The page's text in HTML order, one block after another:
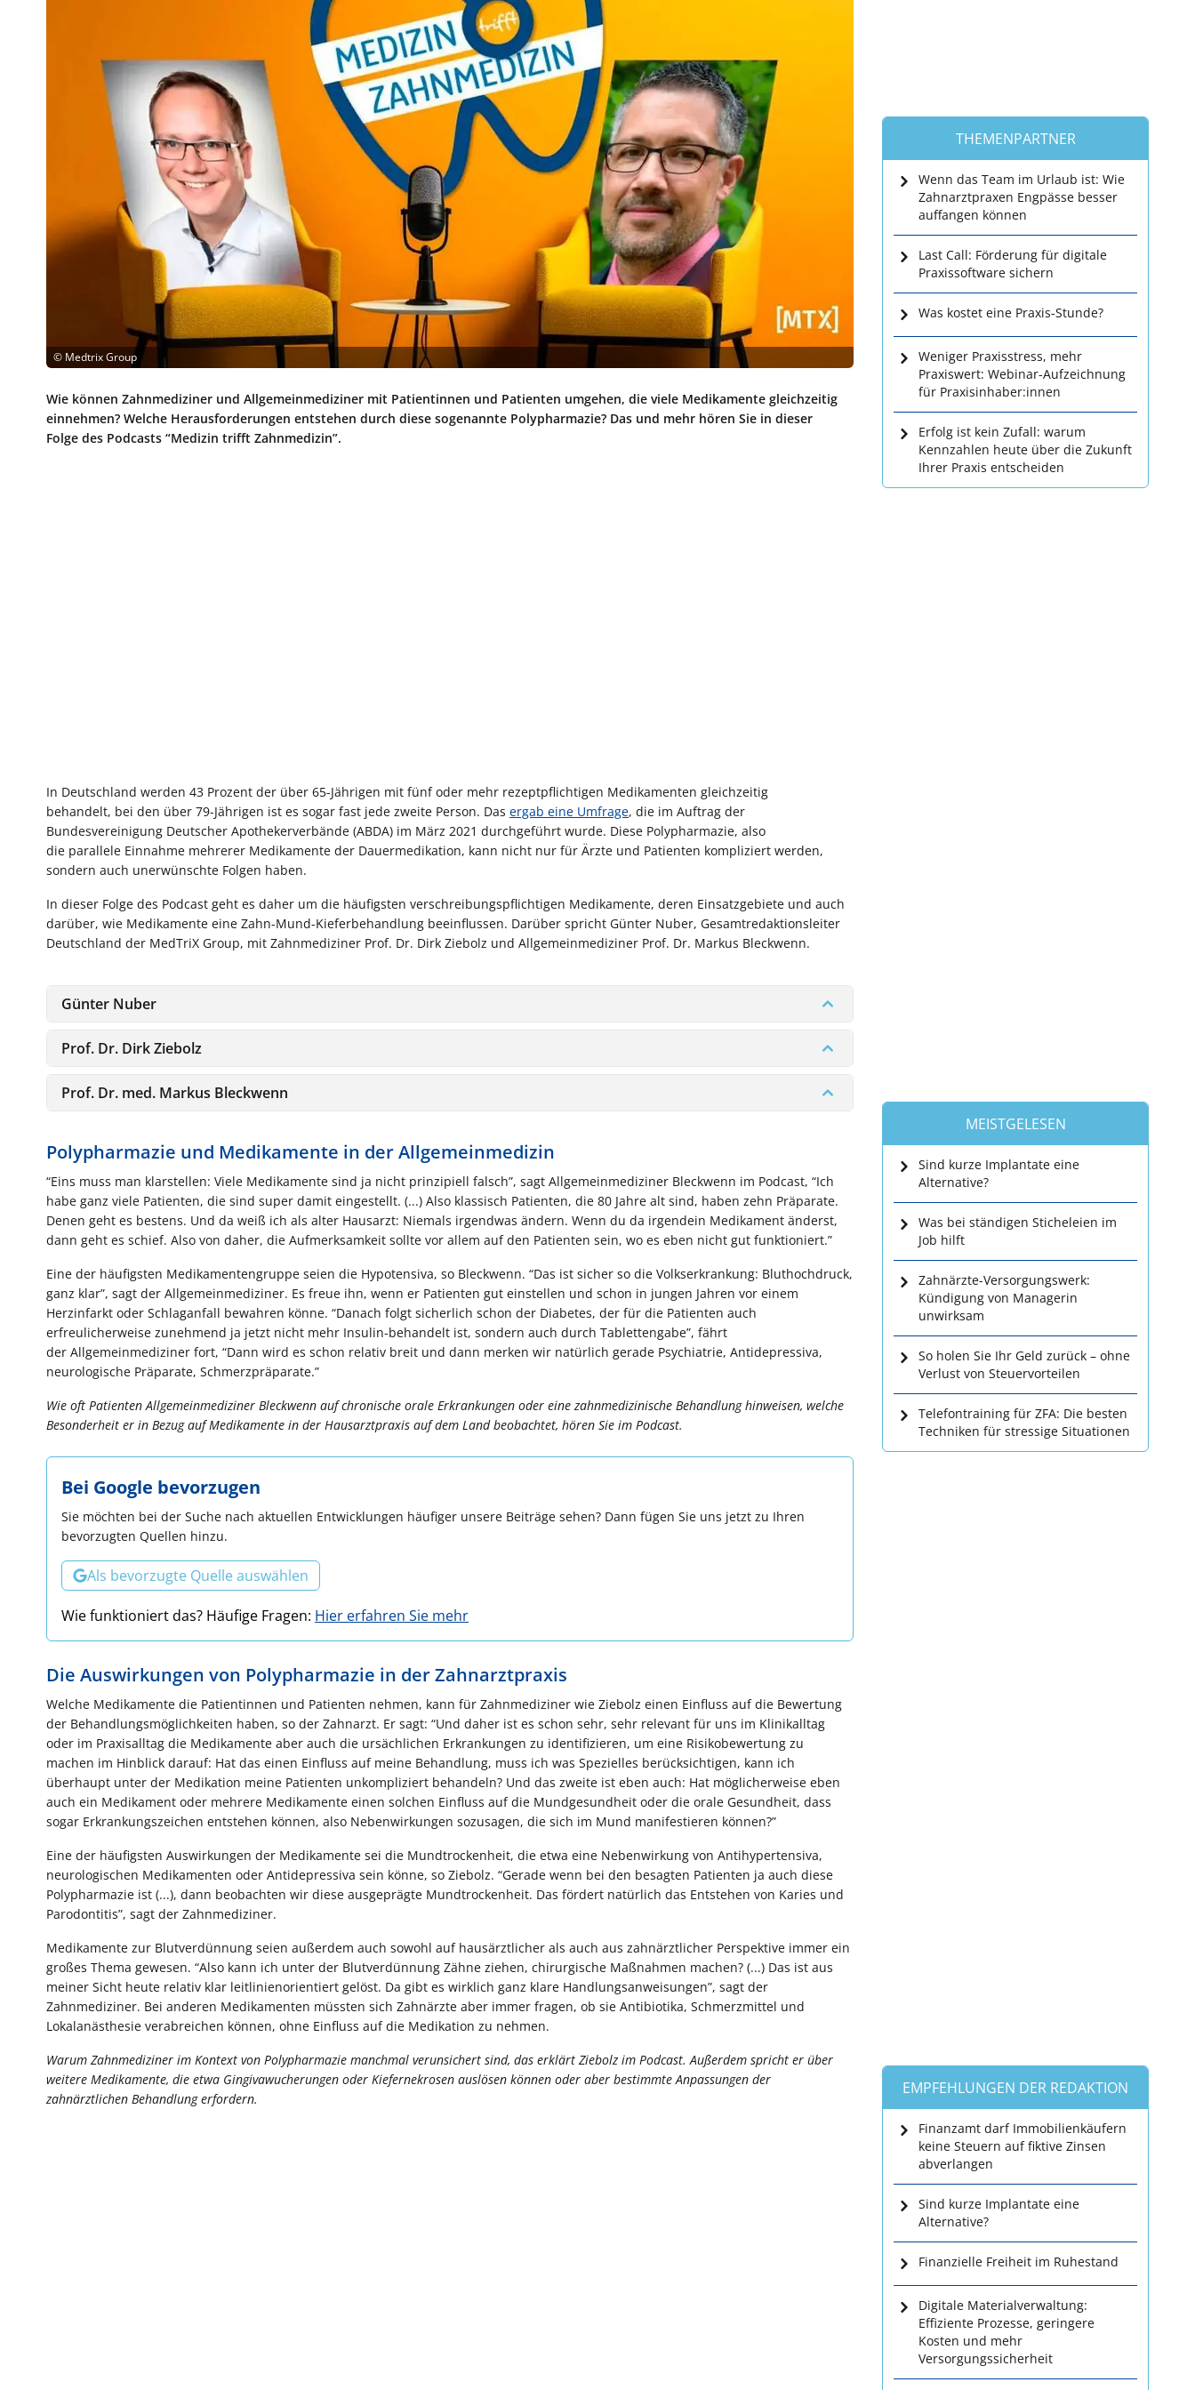
© Medtrix Group
Wie können Zahnmediziner und Allgemeinmediziner mit Patientinnen und Patienten umgehen, die viele Medikamente gleichzeitig
einnehmen? Welche Herausforderungen entstehen durch diese sogenannte Polypharmazie? Das und mehr hören Sie in dieser
Folge des Podcasts “Medizin trifft Zahnmedizin”.
In Deutschland werden 43 Prozent der über 65-Jährigen mit fünf oder mehr rezeptpflichtigen Medikamenten gleichzeitig
behandelt, bei den über 79-Jährigen ist es sogar fast jede zweite Person. Das ergab eine Umfrage, die im Auftrag der
Bundesvereinigung Deutscher Apothekerverbände (ABDA) im März 2021 durchgeführt wurde. Diese Polypharmazie, also
die parallele Einnahme mehrerer Medikamente der Dauermedikation, kann nicht nur für Ärzte und Patienten kompliziert werden,
sondern auch unerwünschte Folgen haben.
In dieser Folge des Podcast geht es daher um die häufigsten verschreibungspflichtigen Medikamente, deren Einsatzgebiete und auch
darüber, wie Medikamente eine Zahn-Mund-Kieferbehandlung beeinflussen. Darüber spricht Günter Nuber, Gesamtredaktionsleiter
Deutschland der MedTriX Group, mit Zahnmediziner Prof. Dr. Dirk Ziebolz und Allgemeinmediziner Prof. Dr. Markus Bleckwenn.
Günter Nuber
Prof. Dr. Dirk Ziebolz
Prof. Dr. med. Markus Bleckwenn
Polypharmazie und Medikamente in der Allgemeinmedizin
“Eins muss man klarstellen: Viele Medikamente sind ja nicht prinzipiell falsch”, sagt Allgemeinmediziner Bleckwenn im Podcast, “Ich
habe ganz viele Patienten, die sind super damit eingestellt. (...) Also klassisch Patienten, die 80 Jahre alt sind, haben zehn Präparate.
Denen geht es bestens. Und da weiß ich als alter Hausarzt: Niemals irgendwas ändern. Wenn du da irgendein Medikament änderst,
dann geht es schief. Also von daher, die Aufmerksamkeit sollte vor allem auf den Patienten sein, wo es eben nicht gut funktioniert.”
Eine der häufigsten Medikamentengruppe seien die Hypotensiva, so Bleckwenn. “Das ist sicher so die Volkserkrankung: Bluthochdruck,
ganz klar”, sagt der Allgemeinmediziner. Es freue ihn, wenn er Patienten gut einstellen und schon in jungen Jahren vor einem
Herzinfarkt oder Schlaganfall bewahren könne. “Danach folgt sicherlich schon der Diabetes, der für die Patienten auch
erfreulicherweise zunehmend ja jetzt nicht mehr Insulin-behandelt ist, sondern auch durch Tablettengabe”, fährt
der Allgemeinmediziner fort, “Dann wird es schon relativ breit und dann merken wir natürlich gerade Psychiatrie, Antidepressiva,
neurologische Präparate, Schmerzpräparate.”
Wie oft Patienten Allgemeinmediziner Bleckwenn auf chronische orale Erkrankungen oder eine zahnmedizinische Behandlung hinweisen, welche
Besonderheit er in Bezug auf Medikamente in der Hausarztpraxis auf dem Land beobachtet, hören Sie im Podcast.
Bei Google bevorzugen
Sie möchten bei der Suche nach aktuellen Entwicklungen häufiger unsere Beiträge sehen? Dann fügen Sie uns jetzt zu Ihren
bevorzugten Quellen hinzu.
Als bevorzugte Quelle auswählen
Wie funktioniert das? Häufige Fragen: Hier erfahren Sie mehr
Die Auswirkungen von Polypharmazie in der Zahnarztpraxis
Welche Medikamente die Patientinnen und Patienten nehmen, kann für Zahnmediziner wie Ziebolz einen Einfluss auf die Bewertung
der Behandlungsmöglichkeiten haben, so der Zahnarzt. Er sagt: “Und daher ist es schon sehr, sehr relevant für uns im Klinikalltag
oder im Praxisalltag die Medikamente aber auch die ursächlichen Erkrankungen zu identifizieren, um eine Risikobewertung zu
machen im Hinblick darauf: Hat das einen Einfluss auf meine Behandlung, muss ich was Spezielles berücksichtigen, kann ich
überhaupt unter der Medikation meine Patienten unkompliziert behandeln? Und das zweite ist eben auch: Hat möglicherweise eben
auch ein Medikament oder mehrere Medikamente einen solchen Einfluss auf die Mundgesundheit oder die orale Gesundheit, dass
sogar Erkrankungszeichen entstehen können, also Nebenwirkungen sozusagen, die sich im Mund manifestieren können?”
Eine der häufigsten Auswirkungen der Medikamente sei die Mundtrockenheit, die etwa eine Nebenwirkung von Antihypertensiva,
neurologischen Medikamenten oder Antidepressiva sein könne, so Ziebolz. “Gerade wenn bei den besagten Patienten ja auch diese
Polypharmazie ist (...), dann beobachten wir diese ausgeprägte Mundtrockenheit. Das fördert natürlich das Entstehen von Karies und
Parodontitis”, sagt der Zahnmediziner.
Medikamente zur Blutverdünnung seien außerdem auch sowohl auf hausärztlicher als auch aus zahnärztlicher Perspektive immer ein
großes Thema gewesen. “Also kann ich unter der Blutverdünnung Zähne ziehen, chirurgische Maßnahmen machen? (...) Das ist aus
meiner Sicht heute relativ klar leitlinienorientiert gelöst. Da gibt es wirklich ganz klare Handlungsanweisungen”, sagt der
Zahnmediziner. Bei anderen Medikamenten müssten sich Zahnärzte aber immer fragen, ob sie Antibiotika, Schmerzmittel und
Lokalanästhesie verabreichen können, ohne Einfluss auf die Medikation zu nehmen.
Warum Zahnmediziner im Kontext von Polypharmazie manchmal verunsichert sind, das erklärt Ziebolz im Podcast. Außerdem spricht er über
weitere Medikamente, die etwa Gingivawucherungen oder Kiefernekrosen auslösen können oder aber bestimmte Anpassungen der
zahnärztlichen Behandlung erfordern.
THEMENPARTNER
Wenn das Team im Urlaub ist: Wie
Zahnarztpraxen Engpässe besser
auffangen können
Last Call: Förderung für digitale
Praxissoftware sichern
Was kostet eine Praxis-Stunde?
Weniger Praxisstress, mehr
Praxiswert: Webinar-Aufzeichnung
für Praxisinhaber:innen
Erfolg ist kein Zufall: warum
Kennzahlen heute über die Zukunft
Ihrer Praxis entscheiden
MEISTGELESEN
Sind kurze Implantate eine
Alternative?
Was bei ständigen Sticheleien im
Job hilft
Zahnärzte-Versorgungswerk:
Kündigung von Managerin
unwirksam
So holen Sie Ihr Geld zurück – ohne
Verlust von Steuervorteilen
Telefontraining für ZFA: Die besten
Techniken für stressige Situationen
EMPFEHLUNGEN DER REDAKTION
Finanzamt darf Immobilienkäufern
keine Steuern auf fiktive Zinsen
abverlangen
Sind kurze Implantate eine
Alternative?
Finanzielle Freiheit im Ruhestand
Digitale Materialverwaltung:
Effiziente Prozesse, geringere
Kosten und mehr
Versorgungssicherheit